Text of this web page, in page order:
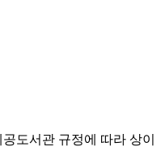
도서관 규정에 따라 상이